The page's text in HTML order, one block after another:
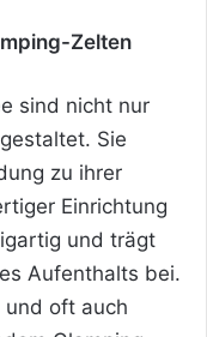
Zelten
sind nicht nur
Sie
zu ihrer
Einrichtung
und trägt
Aufenthalts bei.
und oft auch